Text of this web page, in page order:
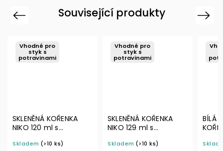
Související produkty
Previous
Vhodné pro
styk s
potravinami
SKLENĚNÁ KOŘENKA
NIKO 120 ml s
šejkrem (7 otvorů)
Skladem (>10 ks)
Vhodné pro
styk s
potravinami
SKLENĚNÁ KOŘENKA
NIKO 129 ml s
černým mlýnkem
Skladem (>10 ks)
BÍLÁ
Next